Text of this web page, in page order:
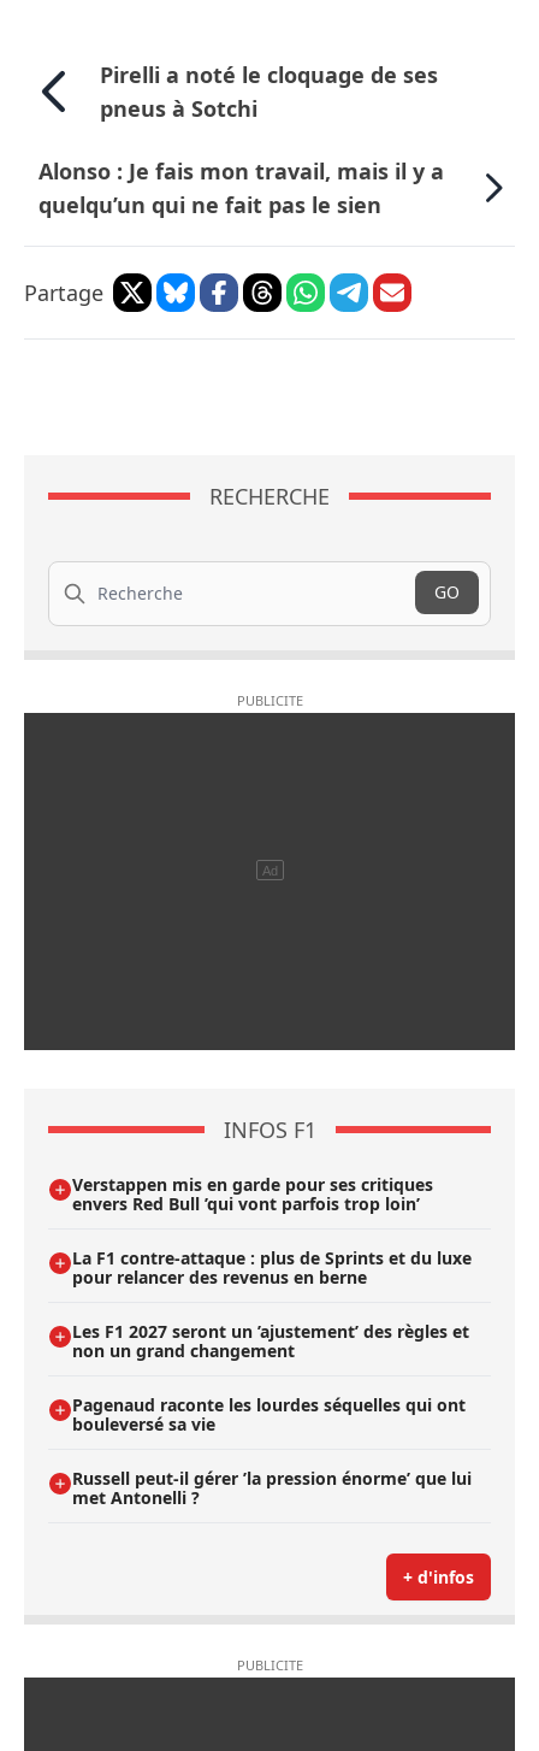
Pirelli a noté le cloquage de ses
pneus à Sotchi
Alonso : Je fais mon travail, mais il y a
quelqu’un qui ne fait pas le sien
Partage
RECHERCHE
Recherche
GO
INFOS F1
Verstappen mis en garde pour ses critiques
envers Red Bull ’qui vont parfois trop loin’
La F1 contre-attaque : plus de Sprints et du luxe
pour relancer des revenus en berne
Les F1 2027 seront un ’ajustement’ des règles et
non un grand changement
Pagenaud raconte les lourdes séquelles qui ont
bouleversé sa vie
Russell peut-il gérer ’la pression énorme’ que lui
met Antonelli ?
+ d'infos